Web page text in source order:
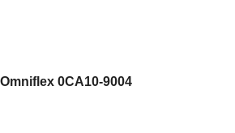
0CA10-9004